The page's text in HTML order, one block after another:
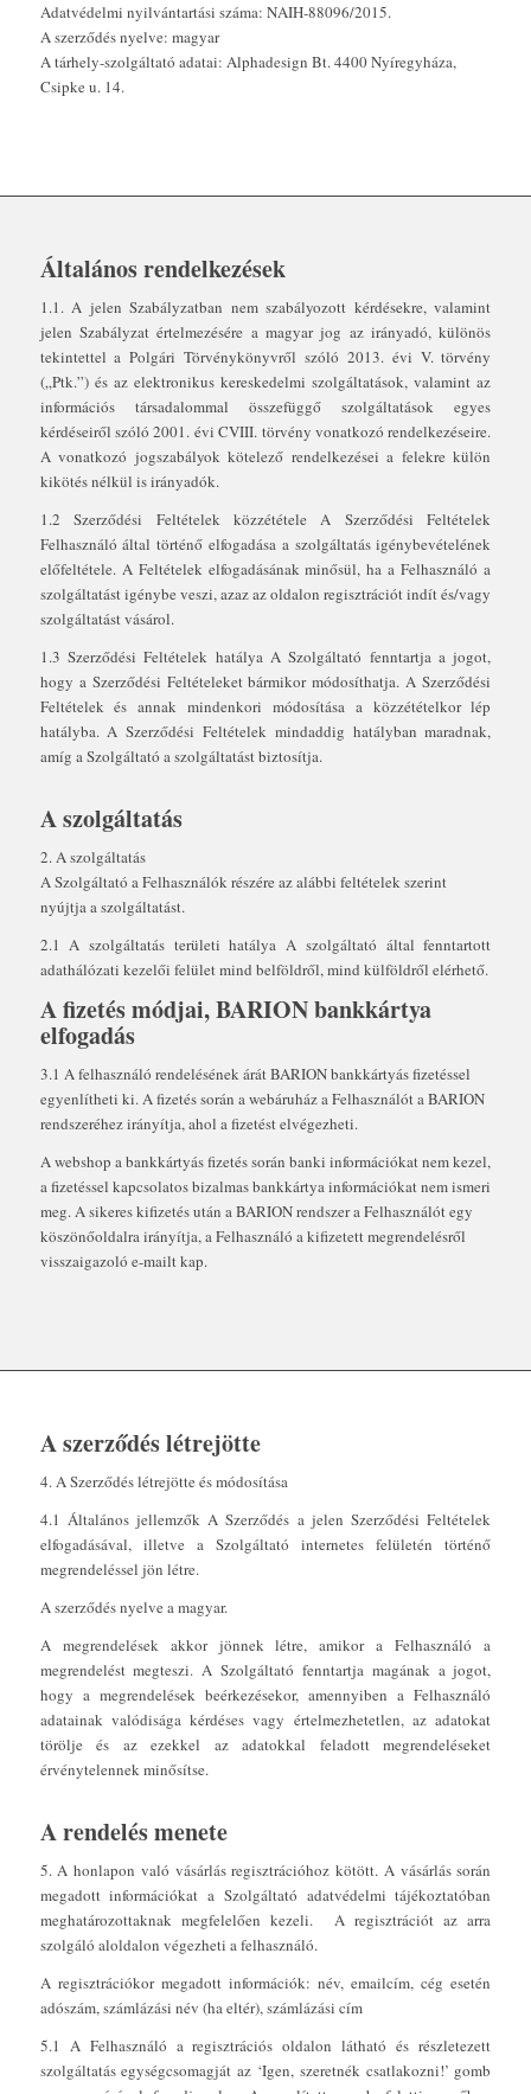
Adatvédelmi nyilvántartási száma: NAIH-88096/2015.
A szerződés nyelve: magyar
A tárhely-szolgáltató adatai: Alphadesign Bt. 4400 Nyíregyháza,
Csipke u. 14.
Általános rendelkezések
1.1. A jelen Szabályzatban nem szabályozott kérdésekre, valamint
jelen Szabályzat értelmezésére a magyar jog az irányadó, különös
tekintettel a Polgári Törvénykönyvről szóló 2013. évi V. törvény
(„Ptk.”) és az elektronikus kereskedelmi szolgáltatások, valamint az
információs társadalommal összefüggő szolgáltatások egyes
kérdéseiről szóló 2001. évi CVIII. törvény vonatkozó rendelkezéseire.
A vonatkozó jogszabályok kötelező rendelkezései a felekre külön
kikötés nélkül is irányadók.
1.2 Szerződési Feltételek közzététele A Szerződési Feltételek
Felhasználó által történő elfogadása a szolgáltatás igénybevételének
előfeltétele. A Feltételek elfogadásának minősül, ha a Felhasználó a
szolgáltatást igénybe veszi, azaz az oldalon regisztrációt indít és/vagy
szolgáltatást vásárol.
1.3 Szerződési Feltételek hatálya A Szolgáltató fenntartja a jogot,
hogy a Szerződési Feltételeket bármikor módosíthatja. A Szerződési
Feltételek és annak mindenkori módosítása a közzétételkor lép
hatályba. A Szerződési Feltételek mindaddig hatályban maradnak,
amíg a Szolgáltató a szolgáltatást biztosítja.
A szolgáltatás
2. A szolgáltatás
A Szolgáltató a Felhasználók részére az alábbi feltételek szerint
nyújtja a szolgáltatást.
2.1 A szolgáltatás területi hatálya A szolgáltató által fenntartott
adathálózati kezelői felület mind belföldről, mind külföldről elérhető.
A fizetés módjai, BARION bankkártya
elfogadás
3.1 A felhasználó rendelésének árát BARION bankkártyás fizetéssel
egyenlítheti ki. A fizetés során a webáruház a Felhasználót a BARION
rendszeréhez irányítja, ahol a fizetést elvégezheti.
A webshop a bankkártyás fizetés során banki információkat nem kezel,
a fizetéssel kapcsolatos bizalmas bankkártya információkat nem ismeri
meg. A sikeres kifizetés után a BARION rendszer a Felhasználót egy
köszönőoldalra irányítja, a Felhasználó a kifizetett megrendelésről
visszaigazoló e-mailt kap.
A szerződés létrejötte
4. A Szerződés létrejötte és módosítása
4.1 Általános jellemzők A Szerződés a jelen Szerződési Feltételek
elfogadásával, illetve a Szolgáltató internetes felületén történő
megrendeléssel jön létre.
A szerződés nyelve a magyar.
A megrendelések akkor jönnek létre, amikor a Felhasználó a
megrendelést megteszi. A Szolgáltató fenntartja magának a jogot,
hogy a megrendelések beérkezésekor, amennyiben a Felhasználó
adatainak valódisága kérdéses vagy értelmezhetetlen, az adatokat
törölje és az ezekkel az adatokkal feladott megrendeléseket
érvénytelennek minősítse.
A rendelés menete
5. A honlapon való vásárlás regisztrációhoz kötött. A vásárlás során
megadott információkat a Szolgáltató adatvédelmi tájékoztatóban
meghatározottaknak megfelelően kezeli. A regisztrációt az arra
szolgáló aloldalon végezheti a felhasználó.
A regisztrációkor megadott információk: név, emailcím, cég esetén
adószám, számlázási név (ha eltér), számlázási cím
5.1 A Felhasználó a regisztrációs oldalon látható és részletezett
szolgáltatás egységcsomagját az ‘Igen, szeretnék csatlakozni!’ gomb